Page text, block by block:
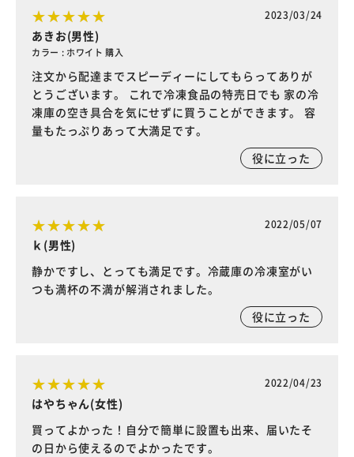
2023/03/24
あきお(男性)
カラー : ホワイト 購入
注文から配達までスピーディーにしてもらってありが
とうございます。 これで冷凍食品の特売日でも 家の冷
凍庫の空き具合を気にせずに買うことができます。 容
量もたっぷりあって大満足です。
役に立った
2022/05/07
ｋ(男性)
静かですし、とっても満足です。冷蔵庫の冷凍室がい
つも満杯の不満が解消されました。
役に立った
2022/04/23
はやちゃん(女性)
買ってよかった！自分で簡単に設置も出来、届いたそ
の日から使えるのでよかったです。